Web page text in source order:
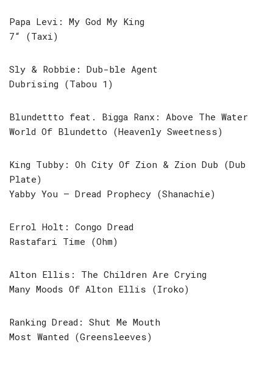
Papa Levi: My God My King
7“ (Taxi)
Sly & Robbie: Dub-ble Agent
Dubrising (Tabou 1)
Blundettto feat. Bigga Ranx: Above The Water
World Of Blundetto (Heavenly Sweetness)
King Tubby: Oh City Of Zion & Zion Dub (Dub
Plate)
Yabby You – Dread Prophecy (Shanachie)
Errol Holt: Congo Dread
Rastafari Time (Ohm)
Alton Ellis: The Children Are Crying
Many Moods Of Alton Ellis (Iroko)
Ranking Dread: Shut Me Mouth
Most Wanted (Greensleeves)